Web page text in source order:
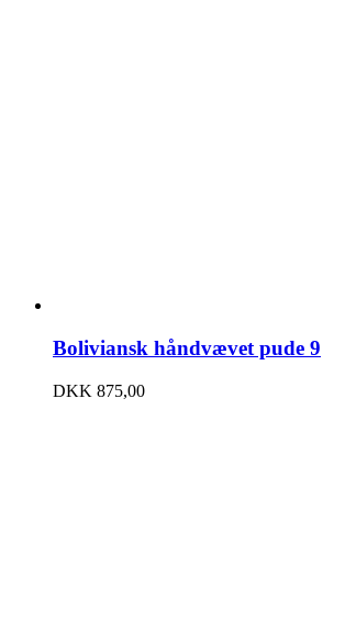
Boliviansk håndvævet pude 9
DKK 875,00